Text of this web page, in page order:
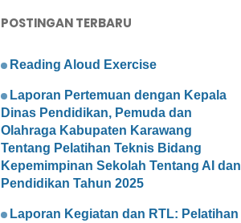
POSTINGAN TERBARU
Reading Aloud Exercise
Laporan Pertemuan dengan Kepala
Dinas Pendidikan, Pemuda dan
Olahraga Kabupaten Karawang
Tentang Pelatihan Teknis Bidang
Kepemimpinan Sekolah Tentang AI dan
Pendidikan Tahun 2025
Laporan Kegiatan dan RTL: Pelatihan